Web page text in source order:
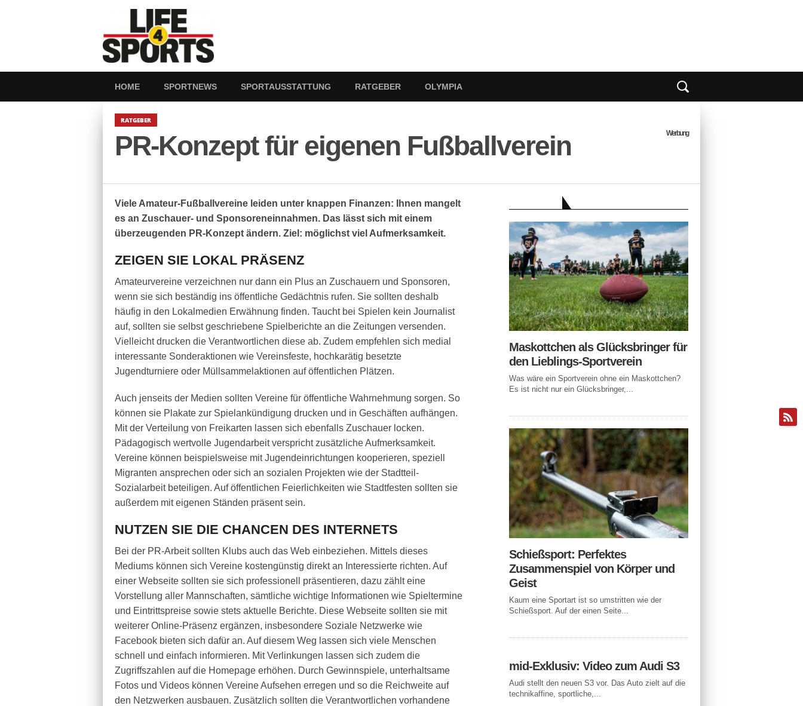
HOME SPORTNEWS SPORTAUSSTATTUNG RATGEBER OLYMPIA
RATGEBER
PR-Konzept für eigenen Fußballverein Werbung
Viele Amateur-Fußballvereine leiden unter knappen Finanzen: Ihnen mangelt
es an Zuschauer- und Sponsoreneinnahmen. Das lässt sich mit einem
überzeugenden PR-Konzept ändern. Ziel: möglichst viel Aufmerksamkeit.
ZEIGEN SIE LOKAL PRÄSENZ
Amateurvereine verzeichnen nur dann ein Plus an Zuschauern und Sponsoren,
wenn sie sich beständig ins öffentliche Gedächtnis rufen. Sie sollten deshalb
häufig in den Lokalmedien Erwähnung finden. Taucht bei Spielen kein Journalist
auf, sollten sie selbst geschriebene Spielberichte an die Zeitungen versenden.
Vielleicht drucken die Verantwortlichen diese ab. Zudem empfehlen sich medial
interessante Sonderaktionen wie Vereinsfeste, hochkarätig besetzte
Jugendturniere oder Müllsammelaktionen auf öffentlichen Plätzen.
Auch jenseits der Medien sollten Vereine für öffentliche Wahrnehmung sorgen. So
können sie Plakate zur Spielankündigung drucken und in Geschäften aufhängen.
Mit der Verteilung von Freikarten lassen sich ebenfalls Zuschauer locken.
Pädagogisch wertvolle Jugendarbeit verspricht zusätzliche Aufmerksamkeit.
Vereine können beispielsweise mit Jugendeinrichtungen kooperieren, speziell
Migranten ansprechen oder sich an sozialen Projekten wie der Stadtteil-
Sozialarbeit beteiligen. Auf öffentlichen Feierlichkeiten wie Stadtfesten sollten sie
außerdem mit eigenen Ständen präsent sein.
NUTZEN SIE DIE CHANCEN DES INTERNETS
Bei der PR-Arbeit sollten Klubs auch das Web einbeziehen. Mittels dieses
Mediums können sich Vereine kostengünstig direkt an Interessierte richten. Auf
einer Webseite sollten sie sich professionell präsentieren, dazu zählt eine
Vorstellung aller Mannschaften, sämtliche wichtige Informationen wie Spieltermine
und Eintrittspreise sowie stets aktuelle Berichte. Diese Webseite sollten sie mit
weiterer Online-Präsenz ergänzen, insbesondere Soziale Netzwerke wie
Facebook bieten sich dafür an. Auf diesem Weg lassen sich viele Menschen
schnell und einfach informieren. Mit Verlinkungen lassen sich zudem die
Zugriffszahlen auf die Homepage erhöhen. Durch Gewinnspiele, unterhaltsame
Fotos und Videos können Vereine Aufsehen erregen und so die Reichweite auf
den Netzwerken ausbauen. Zusätzlich sollten die Verantwortlichen vorhandene
Maskottchen als Glücksbringer für
den Lieblings-Sportverein
Was wäre ein Sportverein ohne ein Maskottchen?
Es ist nicht nur ein Glücksbringer,...
Schießsport: Perfektes
Zusammenspiel von Körper und
Geist
Kaum eine Sportart ist so umstritten wie der
Schießsport. Auf der einen Seite...
mid-Exklusiv: Video zum Audi S3
Audi stellt den neuen S3 vor. Das Auto zielt auf die
technikaffine, sportliche,...